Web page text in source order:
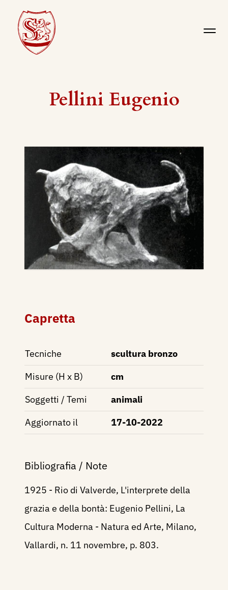
Pellini Eugenio
Capretta
Tecniche
scultura bronzo
Misure (H x B)
cm
Soggetti / Temi
animali
Aggiornato il
17-10-2022
Bibliografia / Note
1925 - Rio di Valverde, L'interprete della
grazia e della bontà: Eugenio Pellini, La
Cultura Moderna - Natura ed Arte, Milano,
Vallardi, n. 11 novembre, p. 803.